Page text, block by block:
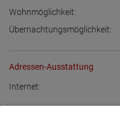
Wohnmöglichkeit:
Übernachtungsmöglichkeit:
Adressen-Ausstattung
Internet: